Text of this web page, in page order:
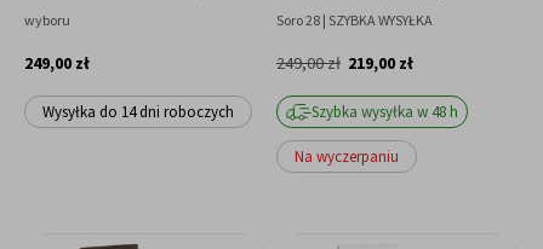
wyboru
249,00 zł
Wysyłka do 14 dni roboczych
Soro 28 | SZYBKA WYSYŁKA
219,00 zł
249,00 zł
Szybka wysyłka w 48 h
Na wyczerpaniu